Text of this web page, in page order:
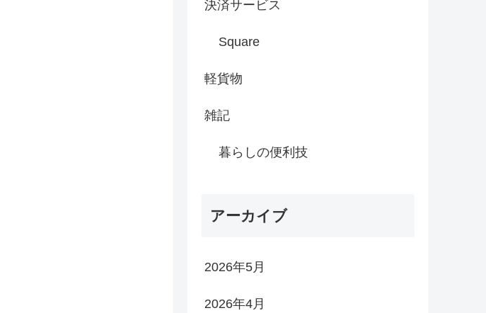
決済サービス
Square
軽貨物
雑記
暮らしの便利技
アーカイブ
2026年5月
2026年4月